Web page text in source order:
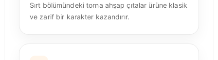
Sırt bölümündeki torna ahşap çıtalar ürüne klasik
ve zarif bir karakter kazandırır.